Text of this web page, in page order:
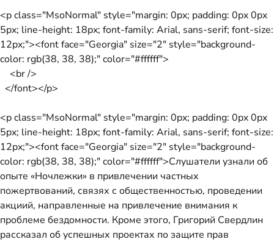
<p class="MsoNormal" style="margin: 0px; padding: 0px 0px
5px; line-height: 18px; font-family: Arial, sans-serif; font-size:
12px;"><font face="Georgia" size="2" style="background-
color: rgb(38, 38, 38);" color="#ffffff">
<br />
</font></p>
<p class="MsoNormal" style="margin: 0px; padding: 0px 0px
5px; line-height: 18px; font-family: Arial, sans-serif; font-size:
12px;"><font face="Georgia" size="2" style="background-
color: rgb(38, 38, 38);" color="#ffffff">Слушатели узнали об
опыте «Ночлежки» в привлечении частных
пожертвований, связях с общественностью, проведении
акциий, направленные на привлечение внимания к
проблеме бездомности. Кроме этого, Григорий Свердлин
рассказал об успешных проектах по защите прав